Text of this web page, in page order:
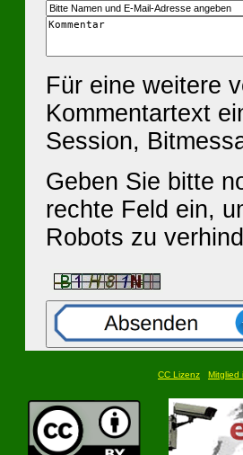
Für eine weitere
Kommentartext
Session,
Geben Sie bitte
rechte Feld ein,
Robots zu
CC Lizenz Mitglied